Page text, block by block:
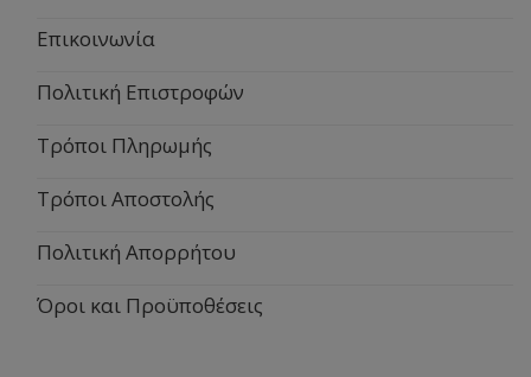
Επικοινωνία
Πολιτική Επιστροφών
Τρόποι Πληρωμής
Τρόποι Αποστολής
Πολιτική Απορρήτου
Όροι και Προϋποθέσεις